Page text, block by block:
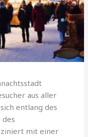
aus aller
entlang des
mit einer